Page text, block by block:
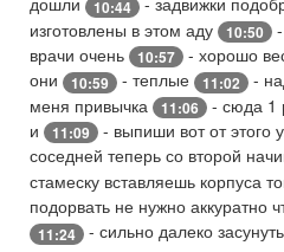
10:44
изготовлены в этом аду
10:50
врачи очень
10:57
- хорошо
они
10:59 - теплые 11:02
-
меня привычка
11:06 - сюда 1
и
11:09 - выпиши вот от этого
соседней теперь со второй
стамеску вставляешь корпуса
подорвать не нужно аккуратно
11:24 - сильно далеко